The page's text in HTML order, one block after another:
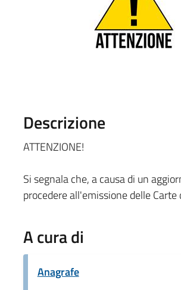
Descrizione
ATTENZIONE!
Si segnala che, a causa di un
procedere all'emissione delle
A cura di
Anagrafe